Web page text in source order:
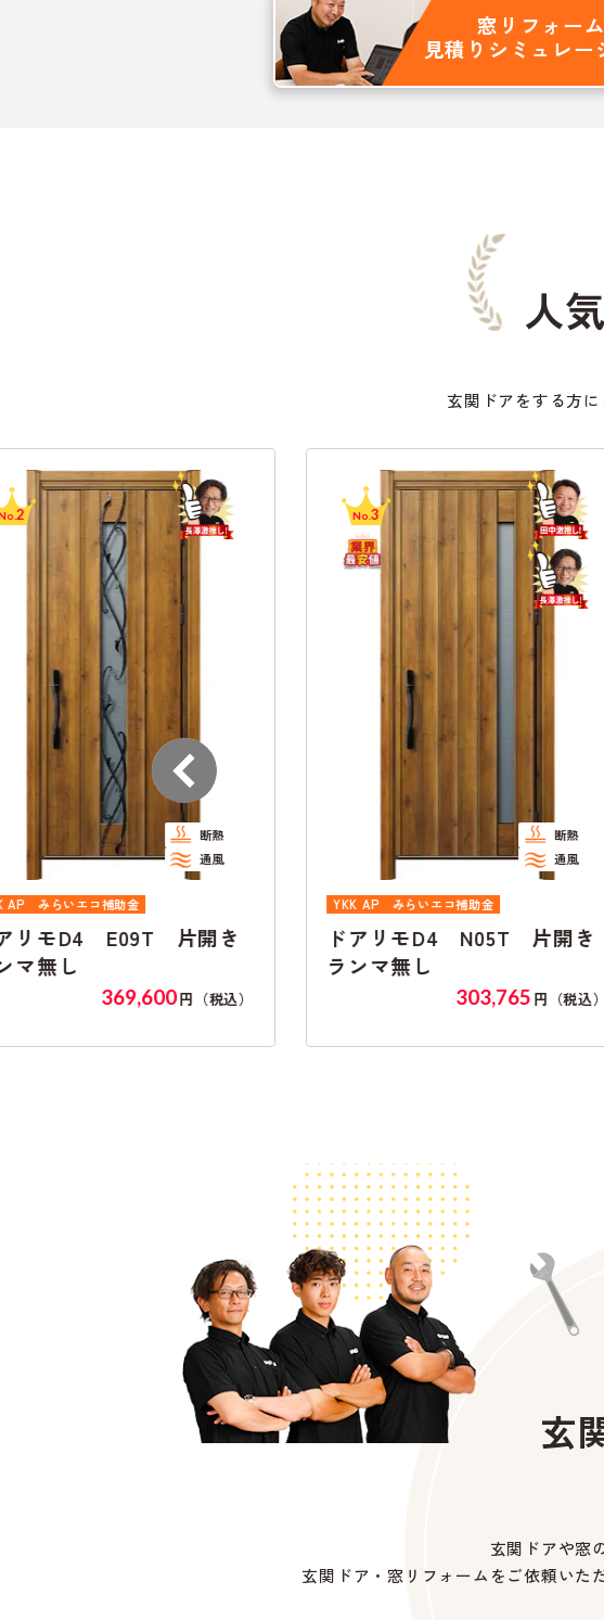
窓リフォーム
見積りシミュレー
人
玄関ドアをする方
断熱
通風
補助金
E09T 片開き
円（税込）
断熱
通風
みらいエコ補助金
ドアリモD4 N05T 片開き
ランマ無し
円（税込）
玄
玄関ドアや窓
玄関ドア・窓リフォームをご依頼いた